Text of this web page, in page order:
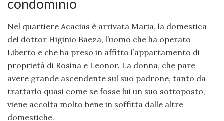
condominio
Nel quartiere Acacias è arrivata Maria, la domestica
del dottor Higinio Baeza, l’uomo che ha operato
Liberto e che ha preso in affitto l’appartamento di
proprietà di Rosina e Leonor. La donna, che pare
avere grande ascendente sul suo padrone, tanto da
trattarlo quasi come se fosse lui un suo sottoposto,
viene accolta molto bene in soffitta dalle altre
domestiche.